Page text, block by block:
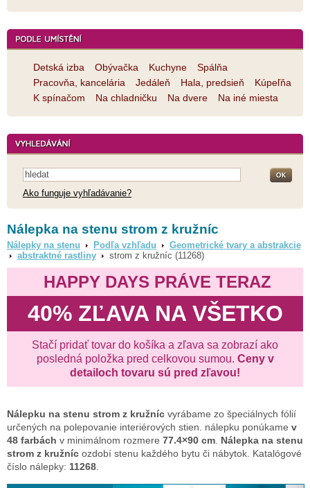
Detská izba Obývačka Kuchyne
Spálňa
Pracovňa, kancelária
Jedáleň Hala, predsieň
Kúpeľňa
K spínačom
Na chladničku Na dvere Na iné miesta
Ako funguje vyhľadávanie?
Nálepka na stenu strom z kružníc
Nálepky na stenu Podľa vzhľadu
Geometrické tvary a abstrakcie
abstraktné rastliny
strom z kružníc (11268)
HAPPY DAYS PRÁVE TERAZ
40% ZĽAVA NA VŠETKO
Stačí pridať tovar do košíka a zľava sa zobrazí ako
posledná položka pred celkovou sumou. Ceny v
detailoch tovaru sú pred zľavou!
Nálepku na stenu strom z kružníc vyrábame zo špeciálnych fólií
určených na polepovanie interiérových stien. nálepku ponúkame v
48 farbách v minimálnom rozmere 77.4×90 cm Nálepka na stenu
strom z kružníc ozdobí stenu každého bytu či nábytok. Katalógové
číslo nálepky: 11268